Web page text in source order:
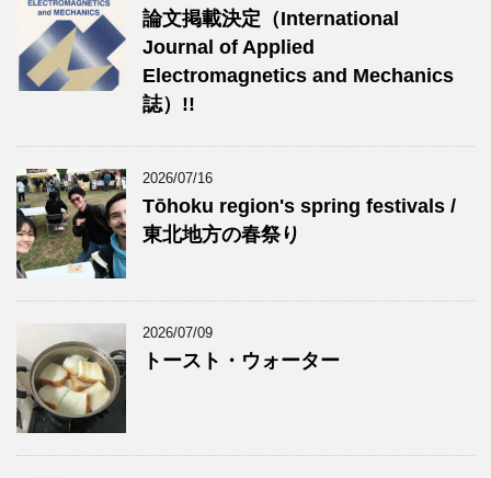
論文掲載決定（International
Journal of Applied
Electromagnetics and Mechanics
誌）!!
2026/07/16
Tōhoku region's spring festivals /
東北地方の春祭り
2026/07/09
トースト・ウォーター